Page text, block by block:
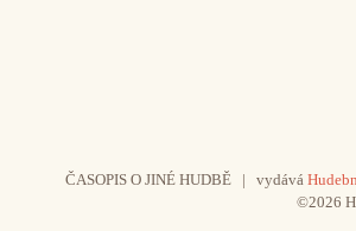
ČASOPIS O JINÉ HUDBĚ | vydává
©2026